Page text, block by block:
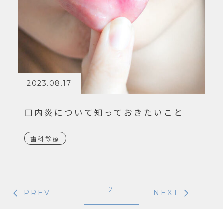
2023.08.17
口内炎について知っておきたいこと
歯科診療
PREV 2 NEXT